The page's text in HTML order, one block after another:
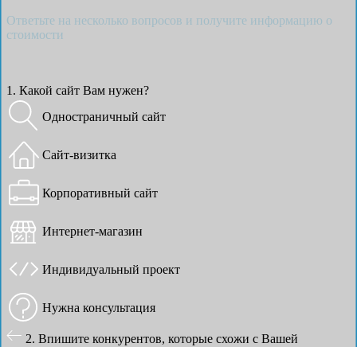
Ответьте на несколько вопросов и получите информацию о
стоимости
1. Какой сайт Вам нужен?
Одностраничный сайт
Сайт-визитка
Корпоративный сайт
Интернет-магазин
Индивидуальный проект
Нужна консультация
2. Впишите конкурентов, которые схожи с Вашей